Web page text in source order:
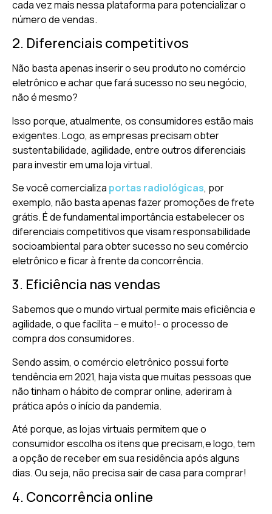
cada vez mais nessa plataforma para potencializar o
número de vendas.
2. Diferenciais competitivos
Não basta apenas inserir o seu produto no comércio
eletrônico e achar que fará sucesso no seu negócio,
não é mesmo?
Isso porque, atualmente, os consumidores estão mais
exigentes. Logo, as empresas precisam obter
sustentabilidade, agilidade, entre outros diferenciais
para investir em uma loja virtual.
Se você comercializa portas radiológicas, por
exemplo, não basta apenas fazer promoções de frete
grátis. É de fundamental importância estabelecer os
diferenciais competitivos que visam responsabilidade
socioambiental para obter sucesso no seu comércio
eletrônico e ficar à frente da concorrência.
3. Eficiência nas vendas
Sabemos que o mundo virtual permite mais eficiência e
agilidade, o que facilita – e muito!- o processo de
compra dos consumidores.
Sendo assim, o comércio eletrônico possui forte
tendência em 2021, haja vista que muitas pessoas que
não tinham o hábito de comprar online, aderiram à
prática após o início da pandemia.
Até porque, as lojas virtuais permitem que o
consumidor escolha os itens que precisam,e logo, tem
a opção de receber em sua residência após alguns
dias. Ou seja, não precisa sair de casa para comprar!
4. Concorrência online